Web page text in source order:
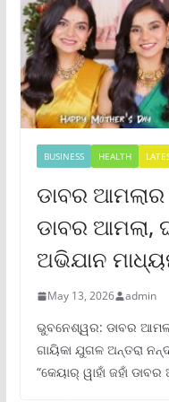
BUSINESS HEALTH
ଡାବର ଆମଲାର
ଡାବର ଆମଲା,
ଅଭିଯାନ
May 13, 2026 admin
ଭୁବନେଶ୍ୱର: ଡାବର
ଗାୟିକା ଯୁଗଳ ଅନ୍ତରା
“କେୟାର୍ ୱାହାଁ ଜହାଁ ଡାବର